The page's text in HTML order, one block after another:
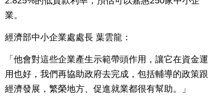
業。
經濟部中小企業處處長 葉雲龍：
「他會對這些企業產生示範帶頭作用，讓它在資金運
用也好，我們再協助政府去完成，包括輔導的政策跟
經濟發展，繁榮地方、促進就業都很有幫助。」